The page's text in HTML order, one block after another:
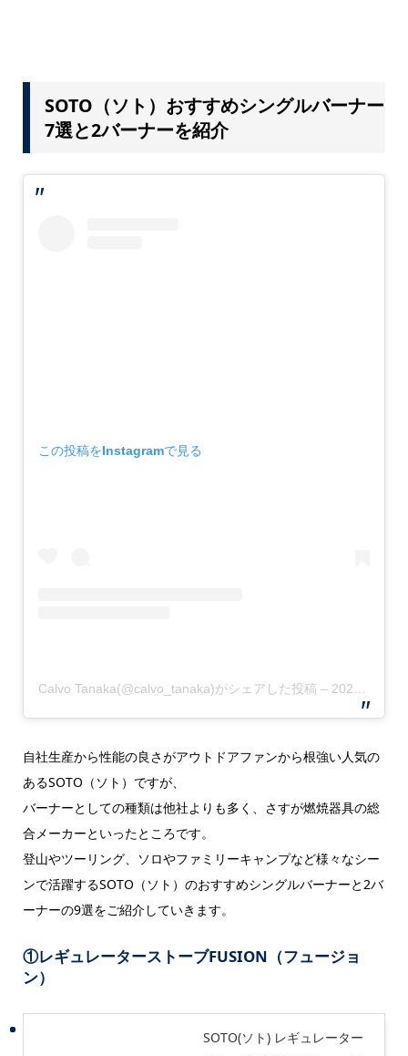
SOTO（ソト）おすすめシングルバーナー
7選と2バーナーを紹介
この投稿をInstagramで見る
Calvo Tanaka(@calvo_tanaka)がシェアした投稿 – 2020年 2月月21日午前5時13分PST
自社生産から性能の良さがアウトドアファンから根強い人気の
あるSOTO（ソト）ですが、
バーナーとしての種類は他社よりも多く、さすが燃焼器具の総
合メーカーといったところです。
登山やツーリング、ソロやファミリーキャンプなど様々なシー
ンで活躍するSOTO（ソト）のおすすめシングルバーナーと2バ
ーナーの9選をご紹介していきます。
①レギュレーターストーブFUSION（フュージョ
ン）
SOTO(ソト) レギュレーター